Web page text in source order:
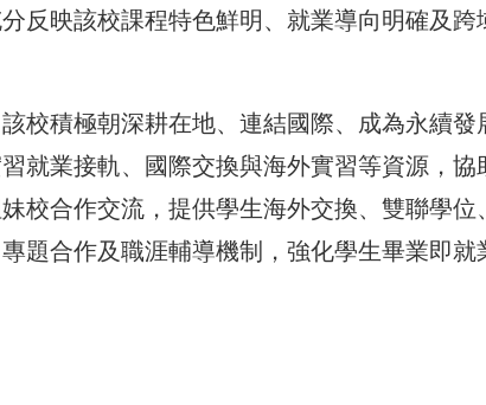
反映該校課程特色鮮明、就業導向明確及跨
校積極朝深耕在地、連結國際、成為永續發
就業接軌、國際交換與海外實習等資源，協
校合作交流，提供學生海外交換、雙聯學位
題合作及職涯輔導機制，強化學生畢業即就